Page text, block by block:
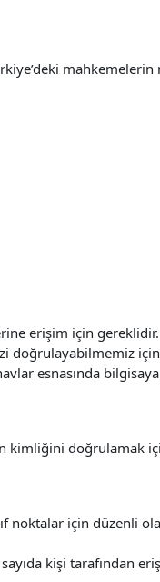
mahkemelerin
erişim için
doğrulayabilmemiz
esnasında
kimliğini
noktalar için düzenli
kişi tarafından